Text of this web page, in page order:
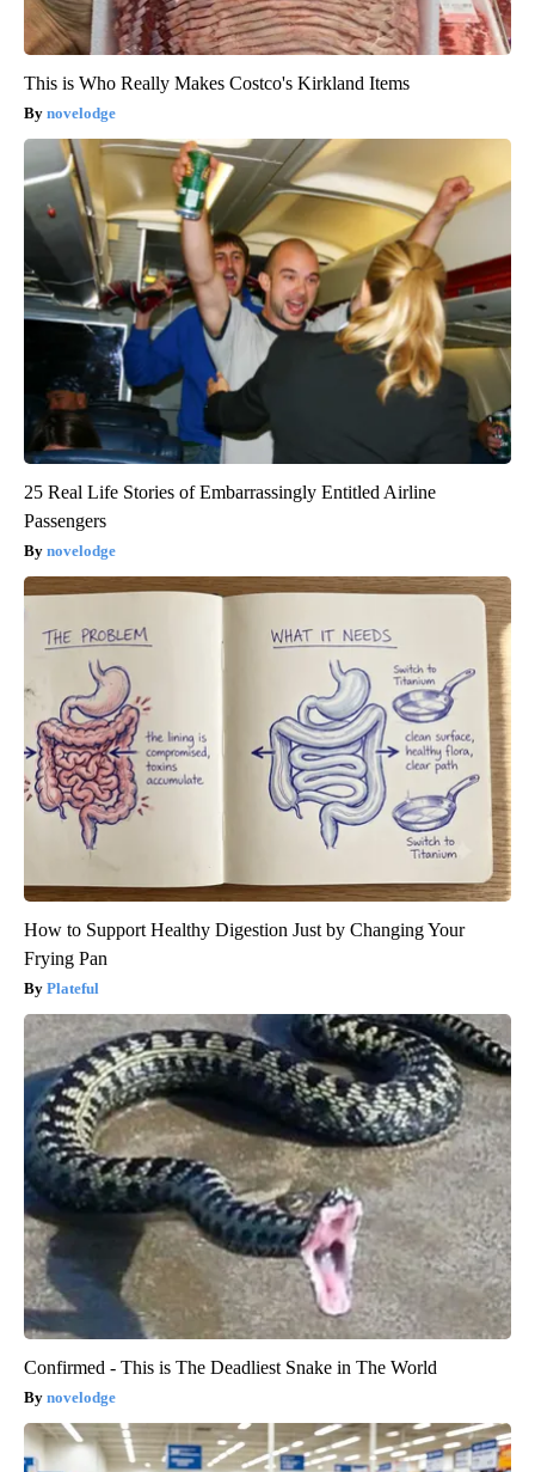
This is Who Really Makes Costco's Kirkland Items
novelodge
25 Real Life Stories of Embarrassingly Entitled Airline
Passengers
novelodge
How to Support Healthy Digestion Just by Changing Your
Frying Pan
Plateful
Confirmed - This is The Deadliest Snake in The World
novelodge